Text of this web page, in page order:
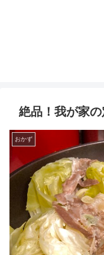
絶品！我が家
おかず